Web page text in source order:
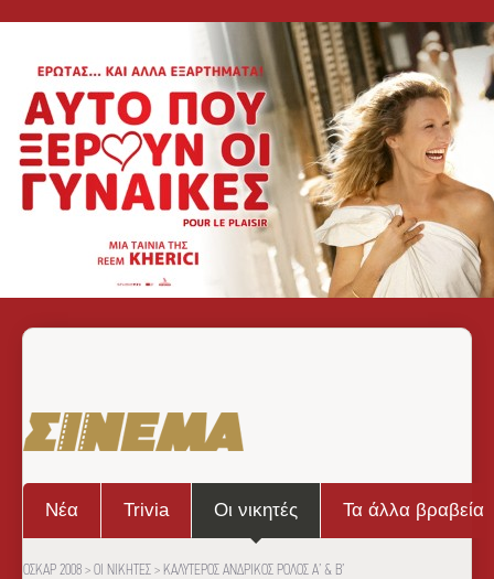
Νέα Trivia Οι νικητές Τα άλλα βραβεία
ΟΣΚΑΡ 2008 > ΟΙ ΝΙΚΗΤΕΣ > ΚΑΛΥΤΕΡΟΣ ΑΝΔΡΙΚΟΣ ΡΟΛΟΣ Α’ & Β’